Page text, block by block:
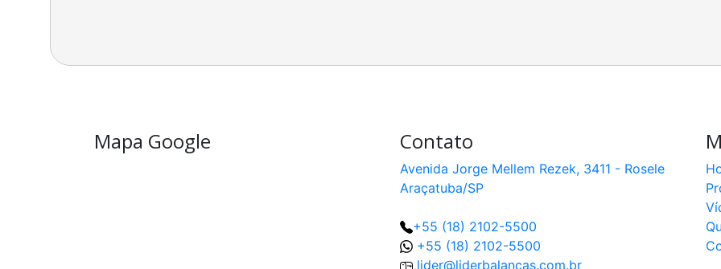
Mapa Google Contato
Avenida Jorge Mellem Rezek, 3411 - Rosele
Araçatuba/SP
+55 (18) 2102-5500
+55 (18) 2102-5500
lider@liderbalancas.com.br